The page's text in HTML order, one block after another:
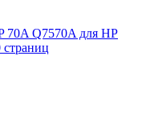
70A Q7570A для HP